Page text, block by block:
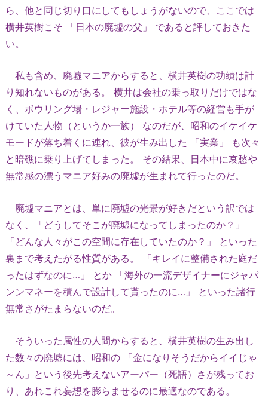
ら、他と同じ切り口にしてもしょうがないので、ここでは
横井英樹こそ 「日本の廃墟の父」 であると評しておきた
い。
私も含め、廃墟マニアからすると、横井英樹の功績は計
り知れないものがある。 横井は会社の乗っ取りだけではな
く、ボウリング場・レジャー施設・ホテル等の経営も手が
けていた人物（というか一族） なのだが、昭和のイケイケ
モードが落ち着くに連れ、彼が生み出した 「実業」 も次々
と暗礁に乗り上げてしまった。 その結果、日本中に哀愁や
無常感の漂うマニア好みの廃墟が生まれて行ったのだ。
廃墟マニアとは、単に廃墟の光景が好きだという訳では
なく、「どうしてそこが廃墟になってしまったのか？」
「どんな人々がこの空間に存在していたのか？」 といった
裏まで考えたがる性質がある。 「キレイに整備された庭だ
ったはずなのに…」 とか 「海外の一流デザイナーにジャパ
ンンマネーを積んで設計して貰ったのに…」 といった諸行
無常さがたまらないのだ。
そういった属性の人間からすると、横井英樹の生み出し
た数々の廃墟には、昭和の 「金になりそうだからイイじゃ
～ん」という後先考えないアーパー（死語）さが残ってお
り、あれこれ妄想を膨らませるのに最適なのである。